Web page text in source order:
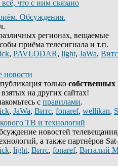
что с ним связано
Обсуждения.
регионах, вещаемые
приёма телесигнала и т.п.
, PAVLODAR, light, JaWa, Витс
новости
только собственных
взятых на других сайтах!
с правилами.
, JaWa, Витс, fonaref, wellikan,
ТВ и технологий
новостей
а также партнёров
, light, Витс, fonaref, Виталий